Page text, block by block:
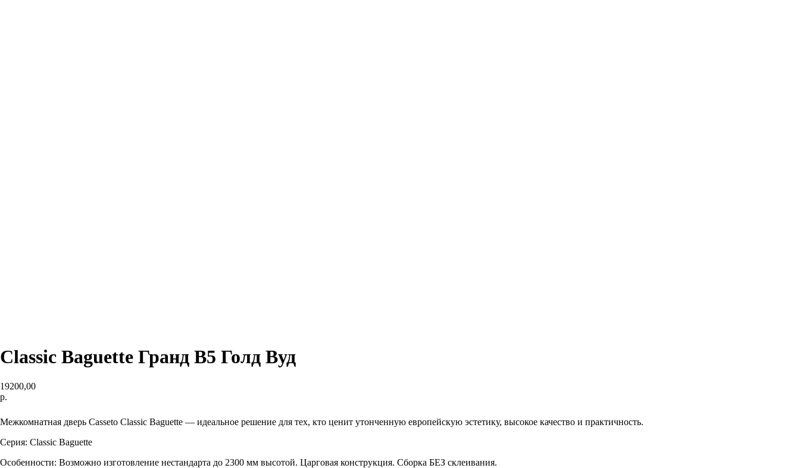
Classic Baguette Гранд В5 Голд Вуд
19200,00
р.
Межкомнатная дверь Casseto Classic Baguette — идеальное решение для тех, кто ценит утонченную европейскую эстетику, высокое качество и практичность.
Серия: Classic Baguette
Особенности: Возможно изготовление нестандарта до 2300 мм высотой. Царговая конструкция. Сборка БЕЗ склеивания.